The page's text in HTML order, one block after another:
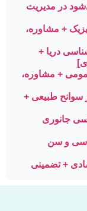
در مدیریت
+ مشاوره،
دریا +
+ مشاوره،
سوانح طبیعی +
جانوری
و سن
+ تضمینی